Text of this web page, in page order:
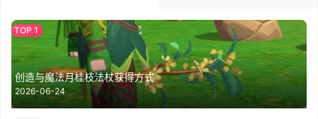
创造与魔法月桂枝法杖获得方式
2026-06-24